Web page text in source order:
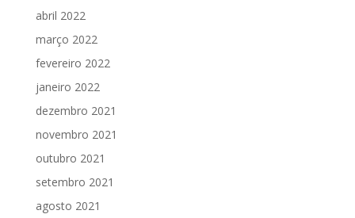
abril 2022
março 2022
fevereiro 2022
janeiro 2022
dezembro 2021
novembro 2021
outubro 2021
setembro 2021
agosto 2021